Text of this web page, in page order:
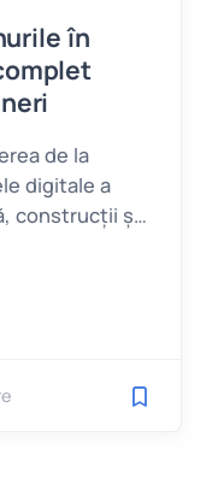
în
de la
digitale a
construcții și